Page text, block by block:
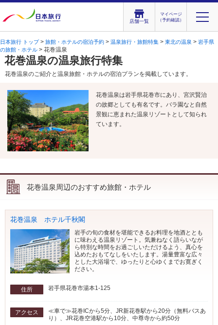
店舗一覧
マイページ
（予約確認）
日本旅行 トップ> 旅館・ホテルの宿泊予約 > 温泉旅行・旅館特集 > 東北の温泉 > 岩手県
の旅館・ホテル > 花巻温泉
花巻温泉の温泉旅行特集
花巻温泉のご紹介と温泉旅館・ホテルの宿泊プランを掲載しています。
花巻温泉は岩手県花巻市にあり、宮沢賢治
の故郷としても有名です。バラ園なと自然
景観に恵まれた温泉リゾートとして知られ
ています。
花巻温泉周辺のおすすめ旅館・ホテル
花巻温泉 ホテル千秋閣
岩手の旬の食材を堪能できるお料理を地酒ととも
に味わえる温泉リゾート。気兼ねなく語らいなが
ら特別な時間をお過ごしいただけるよう、真心を
込めたおもてなしをいたします。湯量豊富な広々
とした大浴場で、ゆったりと心ゆくまでお寛ぎく
ださい。
住所 岩手県花巻市湯本1-125
アクセス
≪車で≫花巻ICから5分、JR新花巻駅から20分（無料バスあ
り）、JR花巻空港駅から10分、中尊寺から約50分